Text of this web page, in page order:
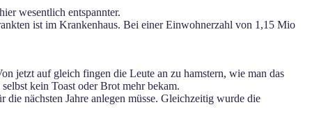
wesentlich entspannter.
ist im Krankenhaus. Bei einer Einwohnerzahl von 1,15 Mio
jetzt auf gleich fingen die Leute an zu hamstern, wie man das
kein Toast oder Brot mehr bekam.
nächsten Jahre anlegen müsse. Gleichzeitig wurde die